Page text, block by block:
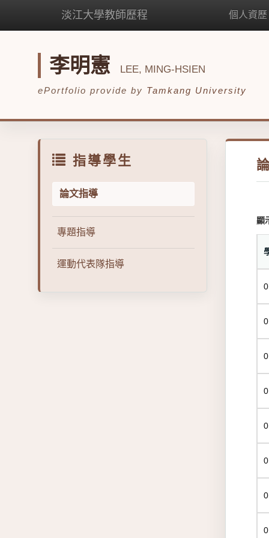
淡江大學教師歷程 個人資歷
李明憲 LEE, MING-HSIEN
ePortfolio provide by Tamkang University
指導學生
論文指導
專題指導
運動代表隊指導
顯